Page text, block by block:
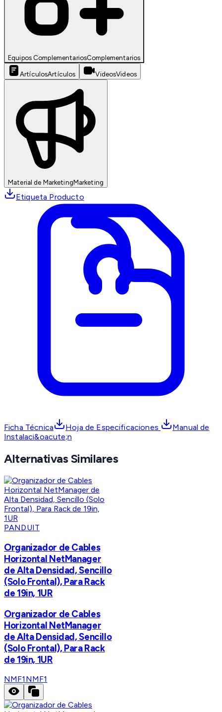
Equipos ComplementariosComplementarios
ArtículosArtículos VideosVideos
Material de MarketingMarketing
Etiqueta Producto
Ficha Técnica Hoja de Especificaciones
Manual de
Instalaci&oacute;n
Alternativas Similares
PANDUIT
Organizador de Cables
Horizontal NetManager
de Alta Densidad, Sencillo
(Solo Frontal), Para Rack
de 19in, 1UR
Organizador de Cables
Horizontal NetManager
de Alta Densidad, Sencillo
(Solo Frontal), Para Rack
de 19in, 1UR
NMF1 NMF1